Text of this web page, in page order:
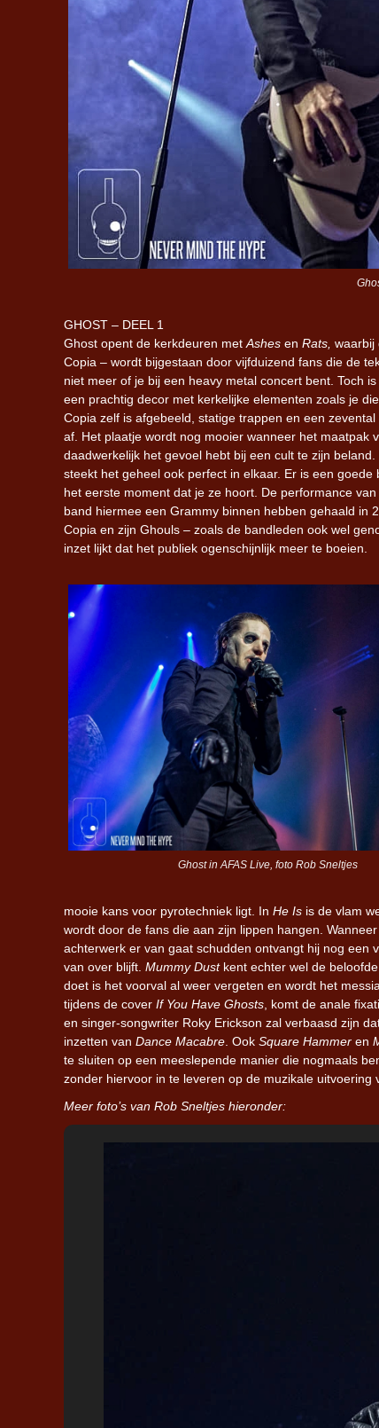
GHOST – DEEL 1
Ghost opent de kerkdeuren metAshes en Rats, waarbij
Copia – wordt bijgestaan door vijfduizend fans die de
niet meer of je bij een heavy metal concert bent. Toch
een prachtig decor met kerkelijke elementen zoals je
Copia zelf is afgebeeld, statige trappen en een
af. Het plaatje wordt nog mooier wanneer het maatpak
daadwerkelijk het gevoel hebt bij een cult te zijn
steekt het geheel ook perfect in elkaar. Er is een
het eerste moment dat je ze hoort. De performance van
band hiermee een Grammy binnen hebben gehaald in
Copia en zijn Ghouls – zoals de bandleden ook wel
inzet lijkt dat het publiek ogenschijnlijk meer te boeien.
Ghost in AFAS Live, foto Rob Sneltjes
mooie kans voor pyrotechniek ligt. In He Is is de vlam
wordt door de fans die aan zijn lippen hangen.
achterwerk er van gaat schudden ontvangt hij nog een
van over blijft. Mummy Dustkent echter wel de
doet is het voorval al weer vergeten en wordt het
tijdens de cover If You Have Ghosts, komt de anale
en singer-songwriter Roky Erickson zal verbaasd zijn
inzetten van Dance Macabre. Ook Square Hammer en
te sluiten op een meeslepende manier die nogmaals
zonder hiervoor in te leveren op de muzikale
Meer foto’s van Rob Sneltjes hieronder: